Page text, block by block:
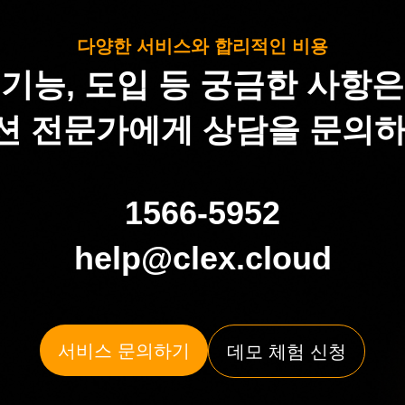
다양한 서비스와 합리적인 비용
기능, 도입 등 궁금한 사항은
전문가에게 상담을 문의
1566-5952
help@clex.cloud
서비스 문의하기 데모 체험 신청